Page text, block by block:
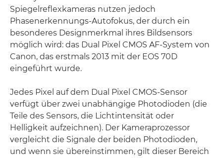
Spiegelreflexkameras nutzen jedoch
Phasenerkennungs-Autofokus, der durch ein
besonderes Designmerkmal ihres Bildsensors
möglich wird: das Dual Pixel CMOS AF-System von
Canon, das erstmals 2013 mit der EOS 70D
eingeführt wurde.
Jedes Pixel auf dem Dual Pixel CMOS-Sensor
verfügt über zwei unabhängige Photodioden (die
Teile des Sensors, die Lichtintensität oder
Helligkeit aufzeichnen). Der Kameraprozessor
vergleicht die Signale der beiden Photodioden,
und wenn sie übereinstimmen, gilt dieser Bereich